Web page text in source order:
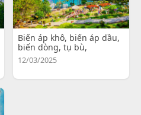
Biến áp khô, biến áp dầu,
biến dòng, tụ bù,
12/03/2025